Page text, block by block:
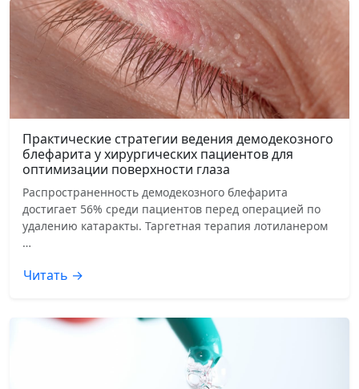
Практические стратегии ведения демодекозного
блефарита у хирургических пациентов для
оптимизации поверхности глаза
Распространенность демодекозного блефарита
достигает 56% среди пациентов перед операцией по
удалению катаракты. Таргетная терапия лотиланером
…
Читать →